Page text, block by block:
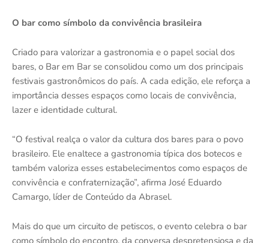
O bar como símbolo da convivência brasileira
Criado para valorizar a gastronomia e o papel social dos
bares, o Bar em Bar se consolidou como um dos principais
festivais gastronômicos do país. A cada edição, ele reforça a
importância desses espaços como locais de convivência,
lazer e identidade cultural.
“O festival realça o valor da cultura dos bares para o povo
brasileiro. Ele enaltece a gastronomia típica dos botecos e
também valoriza esses estabelecimentos como espaços de
convivência e confraternização”, afirma José Eduardo
Camargo, líder de Conteúdo da Abrasel.
Mais do que um circuito de petiscos, o evento celebra o bar
como símbolo do encontro, da conversa despretensiosa e da